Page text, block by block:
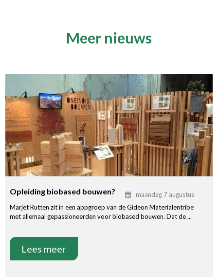
Meer nieuws
Opleiding biobased bouwen?
maandag 7 augustus
Marjet Rutten zit in een appgroep van de Gideon Materialentribe
met allemaal gepassioneerden voor biobased bouwen. Dat de ...
Lees meer